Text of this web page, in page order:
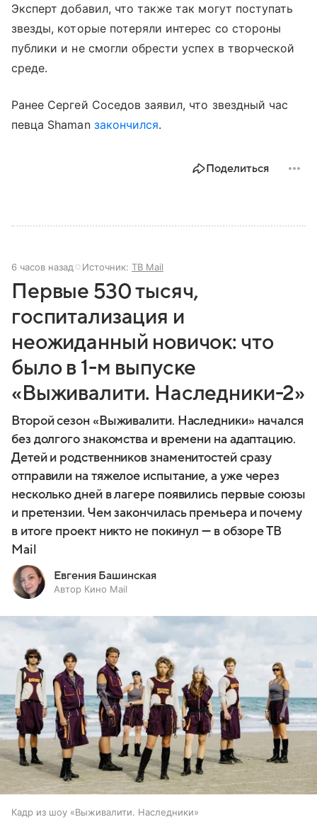
Эксперт добавил, что также так могут поступать
звезды, которые потеряли интерес со стороны
публики и не смогли обрести успех в творческой
среде.
Ранее Сергей Соседов заявил, что звездный час
певца Shaman закончился.
Поделиться
6 часов назад Источник: ТВ Mail
Первые 530 тысяч,
госпитализация и
неожиданный новичок: что
было в 1-м выпуске
«Выживалити. Наследники-2»
Второй сезон «Выживалити. Наследники» начался
без долгого знакомства и времени на адаптацию.
Детей и родственников знаменитостей сразу
отправили на тяжелое испытание, а уже через
несколько дней в лагере появились первые союзы
и претензии. Чем закончилась премьера и почему
в итоге проект никто не покинул — в обзоре ТВ
Mail
Евгения Башинская
Автор Кино Mail
Кадр из шоу «Выживалити. Наследники»